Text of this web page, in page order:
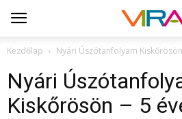
Kezdőlap Nyári Úszótanfolyam
Nyári
Kiskőrösön – 5